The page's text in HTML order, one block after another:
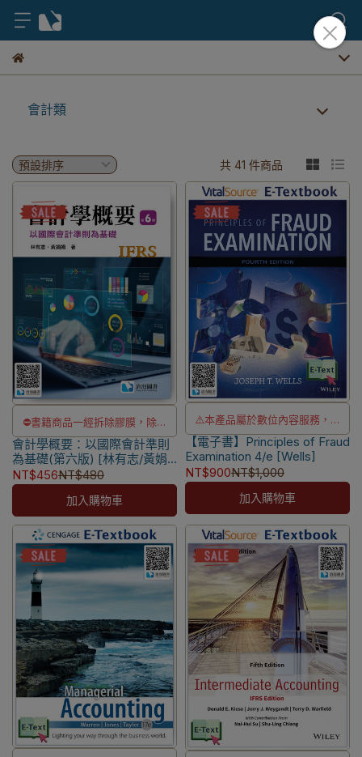
會計類
共 41 件商品
⛔書籍商品一經拆除膠膜，除非
瑕疵換書不提供退貨與退款
✅訂購數量5本以上另有優惠，請
洽LINE客服訂購
會計學概要：以國際會計準則
為基礎(第六版) [林有志/黃娟
娟著] 9786269987696
NT$456NT$480
加入購物車
⚠️本產品屬於數位內容服務，一
經購買不提供退貨與退款
⚠️本產品為台灣優惠價格，故僅
販售給台灣地區使用
⚠️電子書產品僅限台灣境內使
用，海外IP無法註冊成功
【電子書】Principles of Fraud
Examination 4/e [Wells]
NT$900NT$1,000
加入購物車